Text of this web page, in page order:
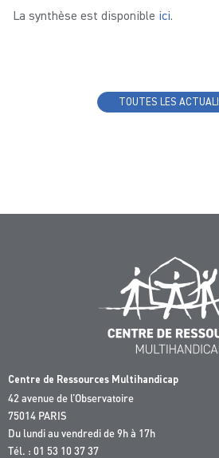
La synthèse est disponible ici.
TOUTES LES
Centre de Ressources Multihandicap
42 avenue de l’Observatoire
75014 PARIS
Du lundi au vendredi de 9h à 17h
Tél. : 01 53 10 37 37